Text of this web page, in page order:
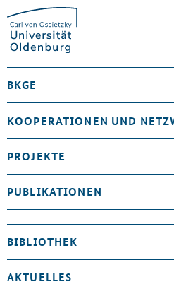
BKGE
KOOPERATIONEN UND
PROJEKTE
PUBLIKATIONEN
BIBLIOTHEK
AKTUELLES